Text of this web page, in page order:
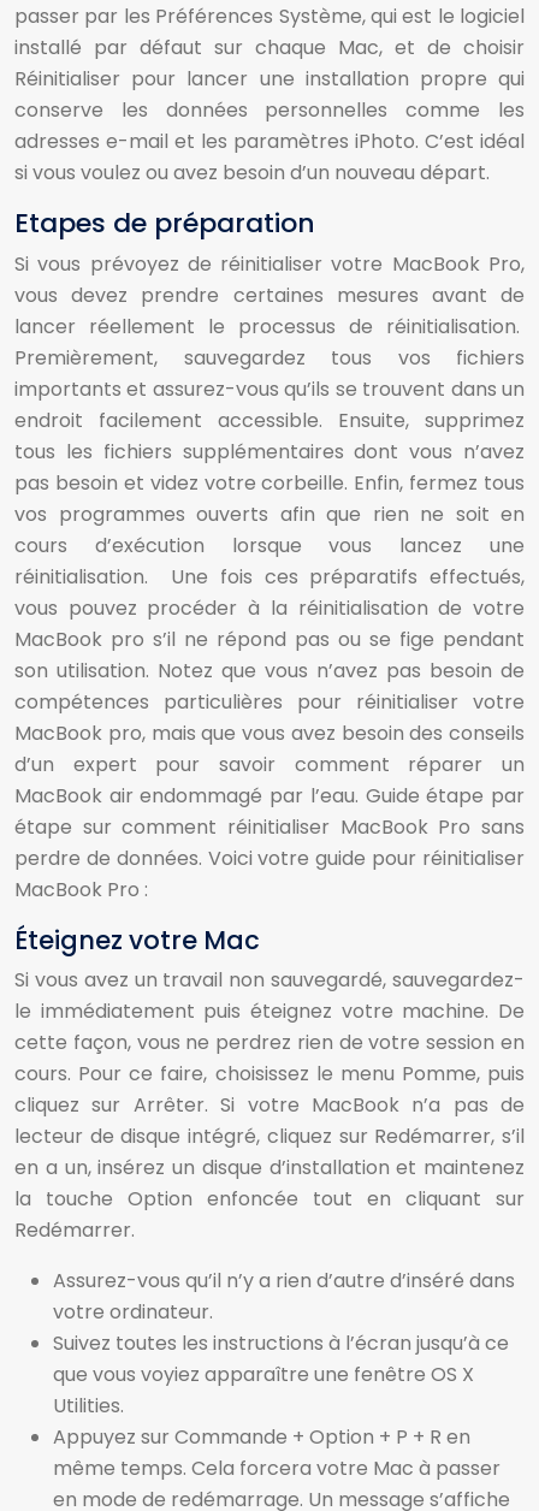
passer par les Préférences Système, qui est le logiciel
installé par défaut sur chaque Mac, et de choisir
Réinitialiser pour lancer une installation propre qui
conserve les données personnelles comme les
adresses e-mail et les paramètres iPhoto. C’est idéal
si vous voulez ou avez besoin d’un nouveau départ.
Etapes de préparation
Si vous prévoyez de réinitialiser votre MacBook Pro,
vous devez prendre certaines mesures avant de
lancer réellement le processus de réinitialisation.
Premièrement, sauvegardez tous vos fichiers
importants et assurez-vous qu’ils se trouvent dans un
endroit facilement accessible. Ensuite, supprimez
tous les fichiers supplémentaires dont vous n’avez
pas besoin et videz votre corbeille. Enfin, fermez tous
vos programmes ouverts afin que rien ne soit en
cours d’exécution lorsque vous lancez une
réinitialisation. Une fois ces préparatifs effectués,
vous pouvez procéder à la réinitialisation de votre
MacBook pro s’il ne répond pas ou se fige pendant
son utilisation. Notez que vous n’avez pas besoin de
compétences particulières pour réinitialiser votre
MacBook pro, mais que vous avez besoin des conseils
d’un expert pour savoir comment réparer un
MacBook air endommagé par l’eau. Guide étape par
étape sur comment réinitialiser MacBook Pro sans
perdre de données. Voici votre guide pour réinitialiser
MacBook Pro :
Éteignez votre Mac
Si vous avez un travail non sauvegardé, sauvegardez-
le immédiatement puis éteignez votre machine. De
cette façon, vous ne perdrez rien de votre session en
cours. Pour ce faire, choisissez le menu Pomme, puis
cliquez sur Arrêter. Si votre MacBook n’a pas de
lecteur de disque intégré, cliquez sur Redémarrer, s’il
en a un, insérez un disque d’installation et maintenez
la touche Option enfoncée tout en cliquant sur
Redémarrer.
Assurez-vous qu’il n’y a rien d’autre d’inséré dans
votre ordinateur.
Suivez toutes les instructions à l’écran jusqu’à ce
que vous voyiez apparaître une fenêtre OS X
Utilities.
Appuyez sur Commande + Option + P + R en
même temps. Cela forcera votre Mac à passer
en mode de redémarrage. Un message s’affiche